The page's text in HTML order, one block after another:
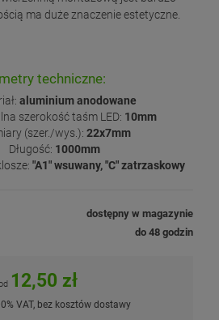
ma duże znaczenie estetyczne.
techniczne:
aluminium anodowane
szerokość taśm LED: 10mm
(szer./wys.): 22x7mm
Długość: 1000mm
"A1" wsuwany, "C" zatrzaskowy
dostępny w magazynie
do 48 godzin
12,50 zł
VAT, bez kosztów dostawy